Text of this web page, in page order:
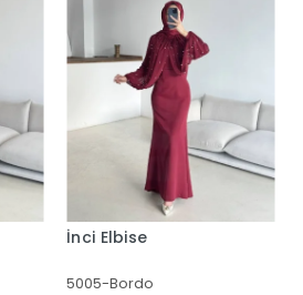
İnci Elbise
5005-Bordo